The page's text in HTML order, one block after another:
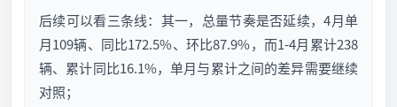
后续可以看三条线：其一，总量节奏是否延续，4月单
月109辆、同比172.5%、环比87.9%，而1-4月累计238
辆、累计同比16.1%，单月与累计之间的差异需要继续
对照；